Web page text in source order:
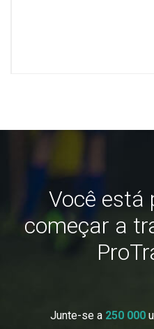
Você está
começar a
Junte-se a 250 000